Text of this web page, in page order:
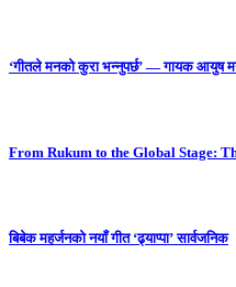
‘गीतले मनको कुरा भन्नुपर्छ’ — गायक आयुष
From Rukum to the Global Stage:
बिबेक महर्जनको नयाँ गीत ‘ढ्याप्पा’ सार्वजनिक